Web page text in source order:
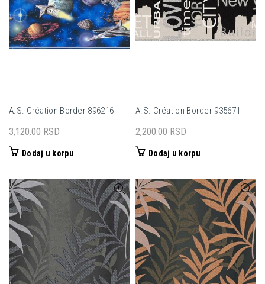
A.S. Création Border 896216
3,120.00 RSD
Dodaj u korpu
A.S. Création Border 935671
2,200.00 RSD
Dodaj u korpu